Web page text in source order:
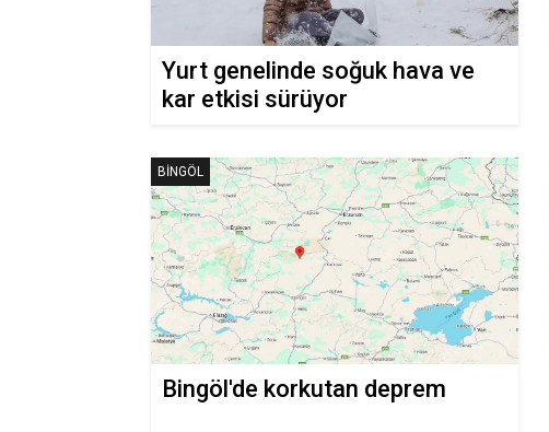
Yurt genelinde soğuk hava ve
kar etkisi sürüyor
Bingöl'de korkutan deprem
BINGÖL